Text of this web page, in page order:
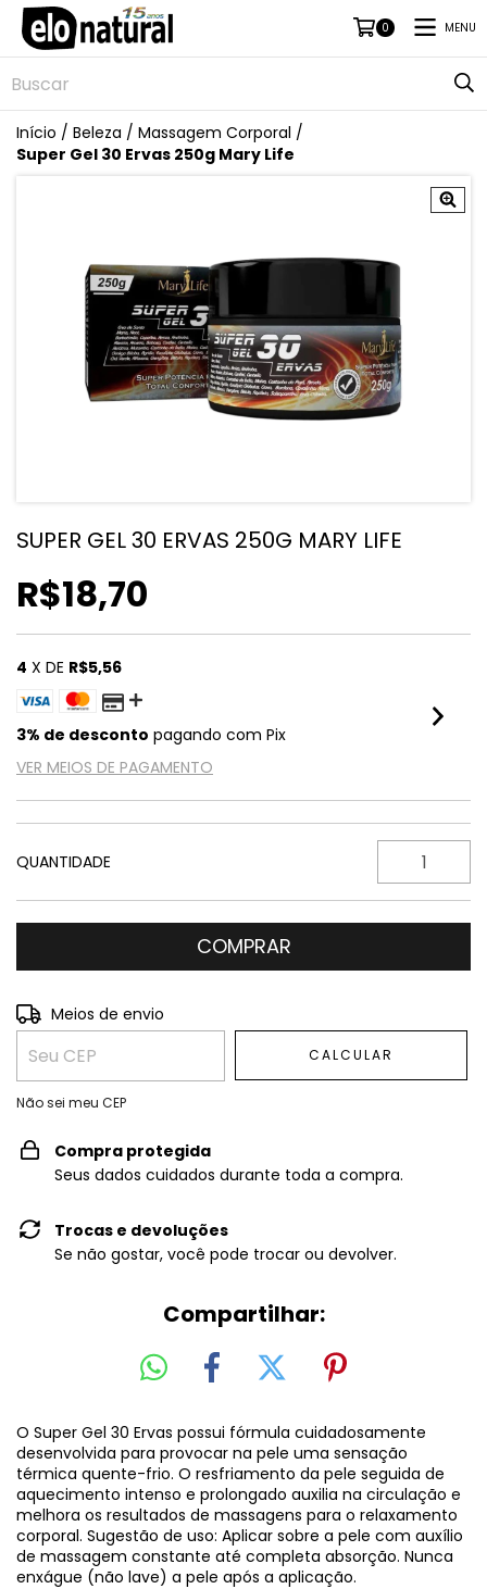
0 MENU
Início / Beleza / Massagem Corporal /
Super Gel 30 Ervas 250g Mary Life
SUPER GEL 30 ERVAS 250G MARY LIFE
R$18,70
4 X DE R$5,56
3% de desconto pagando com Pix
VER MEIOS DE PAGAMENTO
QUANTIDADE
Entregas para o CEP:
Meios de envio
CALCULAR
Não sei meu CEP
Compra protegida
Seus dados cuidados durante toda a compra.
Trocas e devoluções
Se não gostar, você pode trocar ou devolver.
Compartilhar:
O Super Gel 30 Ervas possui fórmula cuidadosamente
desenvolvida para provocar na pele uma sensação
térmica quente-frio. O resfriamento da pele seguida de
aquecimento intenso e prolongado auxilia na circulação e
melhora os resultados de massagens para o relaxamento
corporal. Sugestão de uso: Aplicar sobre a pele com auxílio
de massagem constante até completa absorção. Nunca
enxágue (não lave) a pele após a aplicação.